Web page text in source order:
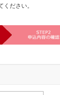
ださい。